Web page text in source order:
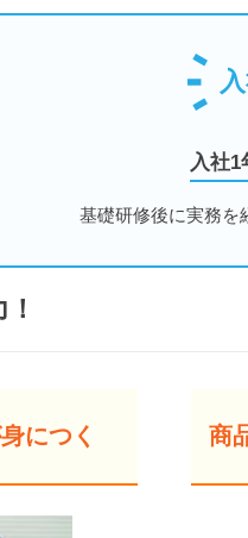
入社
基礎研修後に実務を
につく 商